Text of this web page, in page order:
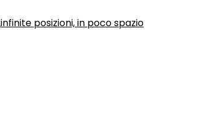
infinite posizioni, in poco spazio